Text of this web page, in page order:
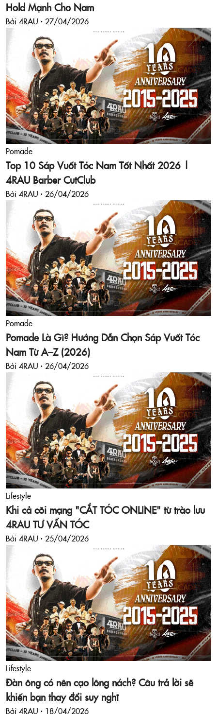
Hold Mạnh Cho Nam
Bởi 4RAU · 27/04/2026
Pomade
Top 10 Sáp Vuốt Tóc Nam Tốt Nhất 2026 |
4RAU Barber CutClub
Bởi 4RAU · 26/04/2026
Pomade
Pomade Là Gì? Hướng Dẫn Chọn Sáp Vuốt Tóc
Nam Từ A–Z (2026)
Bởi 4RAU · 26/04/2026
Lifestyle
Khi cả cõi mạng "CẮT TÓC ONLINE" từ trào lưu
4RAU TƯ VẤN TÓC
Bởi 4RAU · 25/04/2026
Lifestyle
Đàn ông có nên cạo lông nách? Câu trả lời sẽ
khiến bạn thay đổi suy nghĩ
Bởi 4RAU · 18/04/2026